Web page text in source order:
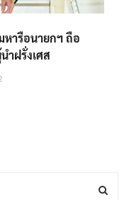
หารือนายกฯ ถือ
ำฝรั่งเศส